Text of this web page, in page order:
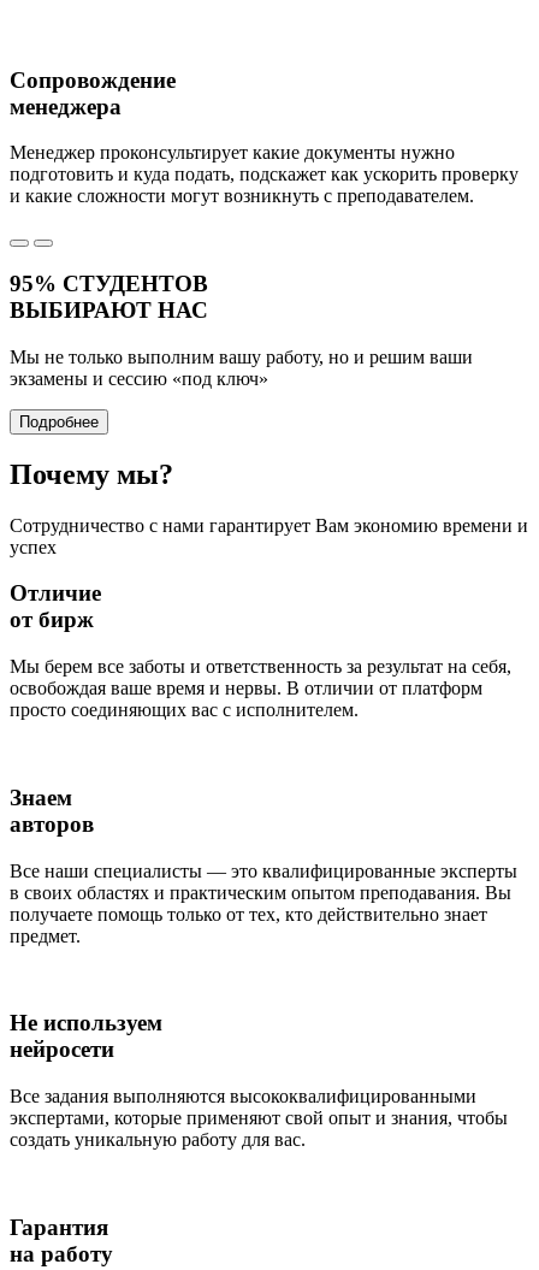
Сопровождение
менеджера
Менеджер проконсультирует какие документы нужно
подготовить и куда подать, подскажет как ускорить проверку
и какие сложности могут возникнуть с преподавателем.
95% СТУДЕНТОВ
ВЫБИРАЮТ НАС
Мы не только выполним вашу работу, но и решим ваши
экзамены и сессию «под ключ»
Подробнее
Почему мы?
Сотрудничество с нами гарантирует Вам экономию времени и
успех
Отличие
от бирж
Мы берем все заботы и ответственность за результат на себя,
освобождая ваше время и нервы. В отличии от платформ
просто соединяющих вас с исполнителем.
Знаем
авторов
Все наши специалисты — это квалифицированные эксперты
в своих областях и практическим опытом преподавания. Вы
получаете помощь только от тех, кто действительно знает
предмет.
Не используем
нейросети
Все задания выполняются высококвалифицированными
экспертами, которые применяют свой опыт и знания, чтобы
создать уникальную работу для вас.
Гарантия
на работу